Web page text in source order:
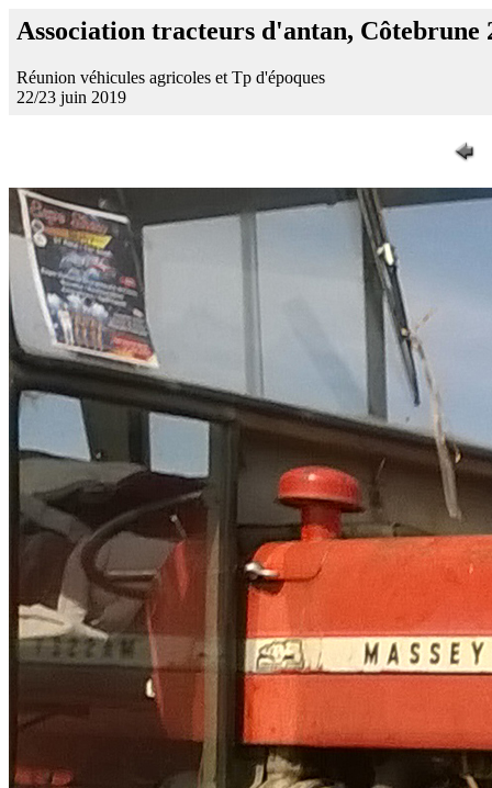
Association tracteurs d'antan, Côtebrune
Réunion véhicules agricoles et Tp d'époques
22/23 juin 2019